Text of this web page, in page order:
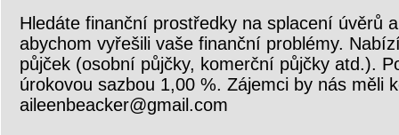
Hledáte finanční prostředky na splacení úvěrů
abychom vyřešili vaše finanční problémy.
půjček (osobní půjčky, komerční půjčky atd.).
úrokovou sazbou 1,00 %. Zájemci by nás měli
aileenbeacker@gmail.com